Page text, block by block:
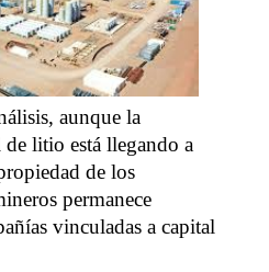
aunque la
litio está llegando a
de los
permanece
vinculadas a capital